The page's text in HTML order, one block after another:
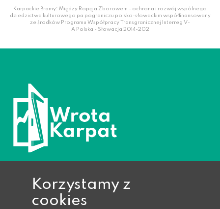
Karpackie Bramy: Między Ropą a Zborowem - ochrona i rozwój wspólnego
dziedzictwa kulturowego pa pograniczu polsko-słowackim współfinansowany
ze środków Programu Współpracy Transgranicznej Interreg V-
A Polska - Słowacja 2014-202
Korzystamy z
cookies